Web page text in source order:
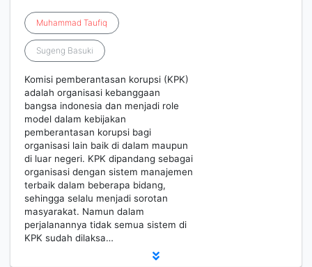
Muhammad Taufiq
Sugeng Basuki
Komisi pemberantasan korupsi (KPK)
adalah organisasi kebanggaan
bangsa indonesia dan menjadi role
model dalam kebijakan
pemberantasan korupsi bagi
organisasi lain baik di dalam maupun
di luar negeri. KPK dipandang sebagai
organisasi dengan sistem manajemen
terbaik dalam beberapa bidang,
sehingga selalu menjadi sorotan
masyarakat. Namun dalam
perjalanannya tidak semua sistem di
KPK sudah dilaksa…